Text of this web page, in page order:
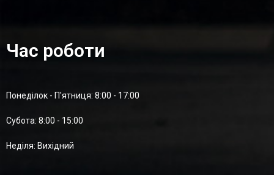
Час роботи
Понеділок - П'ятниця: 8:00 - 17:00
Суботa: 8:00 - 15:00
Неділя: Вихідний